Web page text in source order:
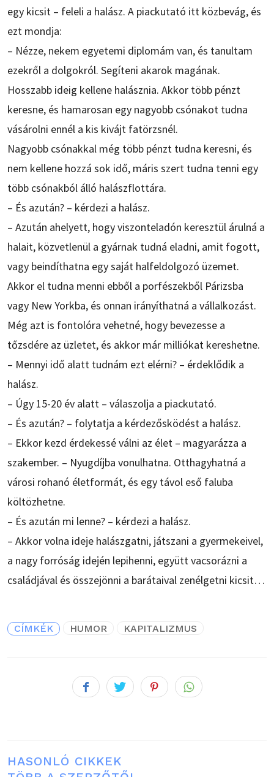
egy kicsit – feleli a halász. A piackutató itt közbevág, és
ezt mondja:
– Nézze, nekem egyetemi diplomám van, és tanultam
ezekről a dolgokról. Segíteni akarok magának.
Hosszabb ideig kellene halásznia. Akkor több pénzt
keresne, és hamarosan egy nagyobb csónakot tudna
vásárolni ennél a kis kivájt fatörzsnél.
Nagyobb csónakkal még több pénzt tudna keresni, és
nem kellene hozzá sok idő, máris szert tudna tenni egy
több csónakból álló halászflottára.
– És azután? – kérdezi a halász.
– Azután ahelyett, hogy viszonteladón keresztül árulná a
halait, közvetlenül a gyárnak tudná eladni, amit fogott,
vagy beindíthatna egy saját halfeldolgozó üzemet.
Akkor el tudna menni ebből a porfészekből Párizsba
vagy New Yorkba, és onnan irányíthatná a vállalkozást.
Még azt is fontolóra vehetné, hogy bevezesse a
tőzsdére az üzletet, és akkor már milliókat kereshetne.
– Mennyi idő alatt tudnám ezt elérni? – érdeklődik a
halász.
– Úgy 15-20 év alatt – válaszolja a piackutató.
– És azután? – folytatja a kérdezősködést a halász.
– Ekkor kezd érdekessé válni az élet – magyarázza a
szakember. – Nyugdíjba vonulhatna. Otthagyhatná a
városi rohanó életformát, és egy távol eső faluba
költözhetne.
– És azután mi lenne? – kérdezi a halász.
– Akkor volna ideje halászgatni, játszani a gyermekeivel,
a nagy forróság idején lepihenni, együtt vacsorázni a
családjával és összejönni a barátaival zenélgetni kicsit…
CÍMKÉK HUMOR KAPITALIZMUS
HASONLÓ CIKKEK